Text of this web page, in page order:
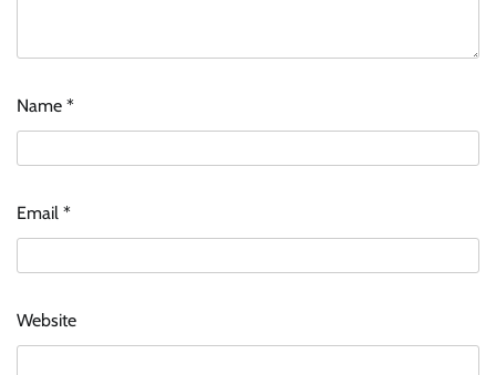
Name *
Email *
Website